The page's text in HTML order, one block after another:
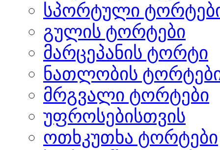
სპორტული
გულის ტორტები
მარცეპანის ტორტი
ნათლობის
მრგვალი ტორტები
უფროსებისთვის
ოთხკუთხა ტორტები